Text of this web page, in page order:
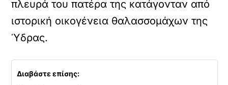
πλευρά του πατέρα της κατάγονταν από
ιστορική οικογένεια θαλασσομάχων της
Ύδρας.
Διαβάστε επίσης: